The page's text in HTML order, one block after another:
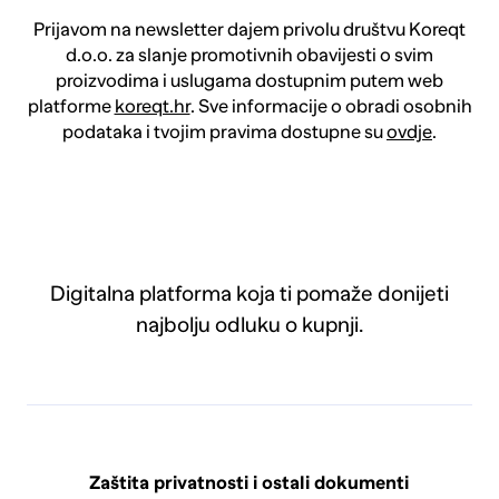
Prijavom na newsletter dajem privolu društvu Koreqt
d.o.o. za slanje promotivnih obavijesti o svim
proizvodima i uslugama dostupnim putem web
platforme koreqt.hr. Sve informacije o obradi osobnih
podataka i tvojim pravima dostupne suovdje.
Digitalna platforma koja ti pomaže donijeti
najbolju odluku o kupnji.
Zaštita privatnosti i ostali dokumenti